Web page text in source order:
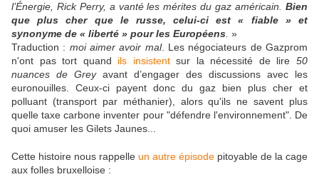
l’Énergie, Rick Perry, a vanté les mérites du gaz américain. Bien
que plus cher que le russe, celui-ci est « fiable » et
synonyme de « liberté » pour les Européens »
Traduction : moi aimer avoir mal. Les négociateurs de Gazprom
n'ont pas tort quand ils insistentsur la nécessité de lire50
nuances de Greyavant d’engager des discussions avec les
euronouilles. Ceux-ci payent donc du gaz bien plus cher et
polluant (transport par méthanier), alors qu'ils ne savent plus
quelle taxe carbone inventer pour "défendre l'environnement". De
quoi amuser les Gilets Jaunes...
Cette histoire nous rappelle un autre épisode pitoyable de la cage
aux folles bruxelloise :